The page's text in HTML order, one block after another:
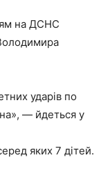
на ДСНС
ударів по
— йдеться у
яких 7 дітей.